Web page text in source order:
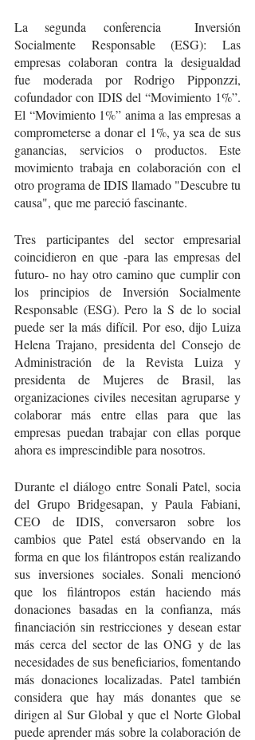
La segunda conferencia  Inversión
Socialmente Responsable (ESG): Las
empresas colaboran contra la desigualdad
fue moderada por Rodrigo Pipponzzi,
cofundador con IDIS del “Movimiento 1%”.
El “Movimiento 1%” anima a las empresas a
comprometerse a donar el 1%, ya sea de sus
ganancias, servicios o productos. Este
movimiento trabaja en colaboración con el
otro programa de IDIS llamado "Descubre tu
causa", que me pareció fascinante.
Tres participantes del sector empresarial
coincidieron en que -para las empresas del
futuro- no hay otro camino que cumplir con
los principios de Inversión Socialmente
Responsable (ESG). Pero la S de lo social
puede ser la más difícil. Por eso, dijo Luiza
Helena Trajano, presidenta del Consejo de
Administración de la Revista Luiza y
presidenta de Mujeres de Brasil, las
organizaciones civiles necesitan agruparse y
colaborar más entre ellas para que las
empresas puedan trabajar con ellas porque
ahora es imprescindible para nosotros.
Durante el diálogo entre Sonali Patel, socia
del Grupo Bridgesapan, y Paula Fabiani,
CEO de IDIS, conversaron sobre los
cambios que Patel está observando en la
forma en que los filántropos están realizando
sus inversiones sociales. Sonali mencionó
que los filántropos están haciendo más
donaciones basadas en la confianza, más
financiación sin restricciones y desean estar
más cerca del sector de las ONG y de las
necesidades de sus beneficiarios, fomentando
más donaciones localizadas. Patel también
considera que hay más donantes que se
dirigen al Sur Global y que el Norte Global
puede aprender más sobre la colaboración de